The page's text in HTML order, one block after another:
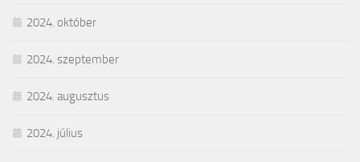
2024. október
2024. szeptember
2024. augusztus
2024. július